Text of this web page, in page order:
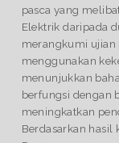
pasca yang
Elektrik daripada
merangkumi ujian
menggunakan
menunjukkan
berfungsi dengan
meningkatkan
Berdasarkan hasil